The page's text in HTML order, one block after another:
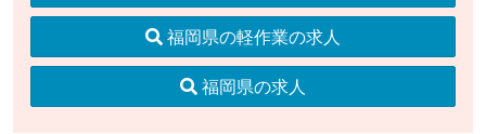
福岡県の軽作業の求人
福岡県の求人